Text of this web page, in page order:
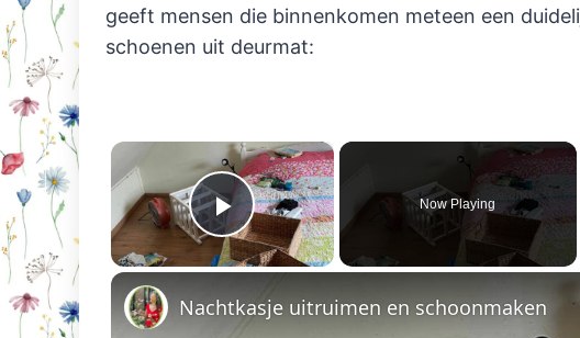
geeft mensen die binnenkomen meteen een
schoenen uit deurmat:
×
Play Video
Now Playing
Nachtkasje uitruimen en schoonmaken